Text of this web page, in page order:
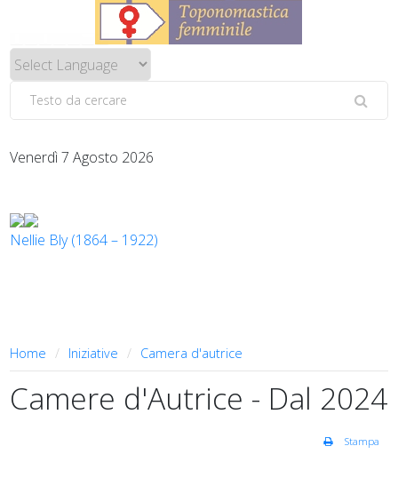
Venerdì 7 Agosto 2026
Nellie Bly (1864 – 1922)
Home Iniziative Camera d'autrice
Camere d'Autrice - Dal 2024
Stampa